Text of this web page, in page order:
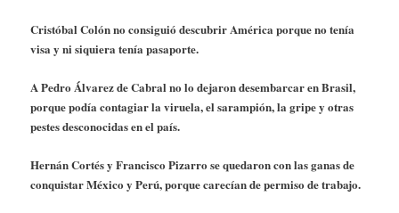
Cristóbal Colón no consiguió descubrir América porque no tenía
visa y ni siquiera tenía pasaporte.
A Pedro Álvarez de Cabral no lo dejaron desembarcar en Brasil,
porque podía contagiar la viruela, el sarampión, la gripe y otras
pestes desconocidas en el país.
Hernán Cortés y Francisco Pizarro se quedaron con las ganas de
conquistar México y Perú, porque carecían de permiso de trabajo.